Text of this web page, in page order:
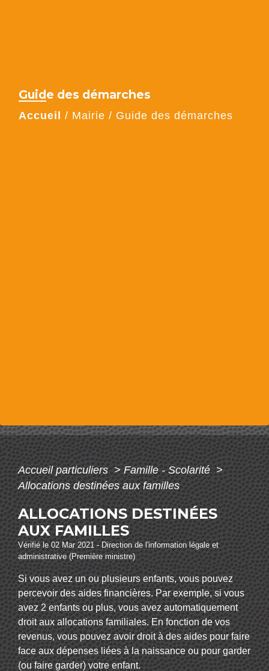
Guide des démarches
Accueil / Mairie / Guide des démarches
Accueil particuliers> Famille - Scolarité>
Allocations destinées aux familles
ALLOCATIONS DESTINÉES
AUX FAMILLES
Vérifié le 02 Mar 2021 - Direction de l'information légale et
administrative (Première ministre)
Si vous avez un ou plusieurs enfants, vous pouvez
percevoir des aides financières. Par exemple, si vous
avez 2 enfants ou plus, vous avez automatiquement
droit aux allocations familiales. En fonction de vos
revenus, vous pouvez avoir droit à des aides pour faire
face aux dépenses liées à la naissance ou pour garder
(ou faire garder) votre enfant.